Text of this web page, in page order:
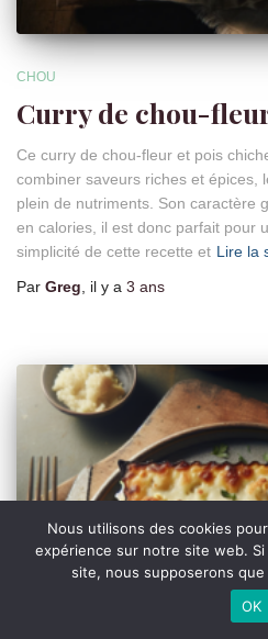
CHOU
Curry de chou-
Ce curry de chou-fleur et pois
combiner saveurs riches et épices,
plein de nutriments. Son caractère
en calories, il est donc parfait pour
simplicité de cette recette et Lire la
Par Greg , il y a 3 ans
Nous utilisons des cookies
expérience sur notre site web.
site, nous supposerons
OK